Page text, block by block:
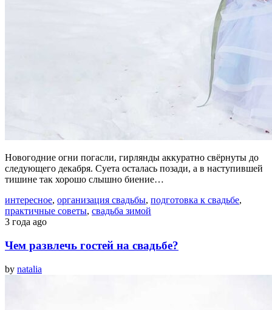
Новогодние огни погасли, гирлянды аккуратно свёрнуты до
следующего декабря. Суета осталась позади, а в наступившей
тишине так хорошо слышно биение…
интересное, организация свадьбы, подготовка к свадьбе,
практичные советы, свадьба зимой
3 года ago
Чем развлечь гостей на свадьбе?
by natalia